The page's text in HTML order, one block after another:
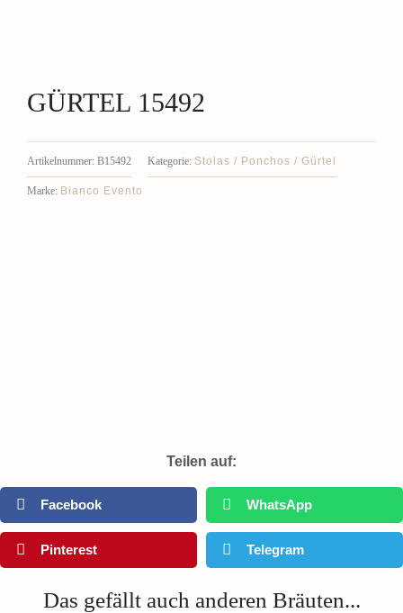
GÜRTEL 15492
Artikelnummer: B15492 Kategorie: Stolas / Ponchos / Gürtel
Marke: Bianco Evento
Teilen auf:
Facebook WhatsApp
Pinterest Telegram
Das gefällt auch anderen Bräuten...